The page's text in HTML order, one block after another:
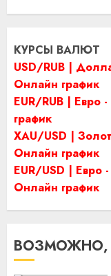
КУРСЫ ВАЛЮТ
USD/RUB |
Онлайн график
EUR/RUB | Евро
график
XAU/USD |
Онлайн график
EUR/USD | Евро
Онлайн график
ВОЗМОЖНО,